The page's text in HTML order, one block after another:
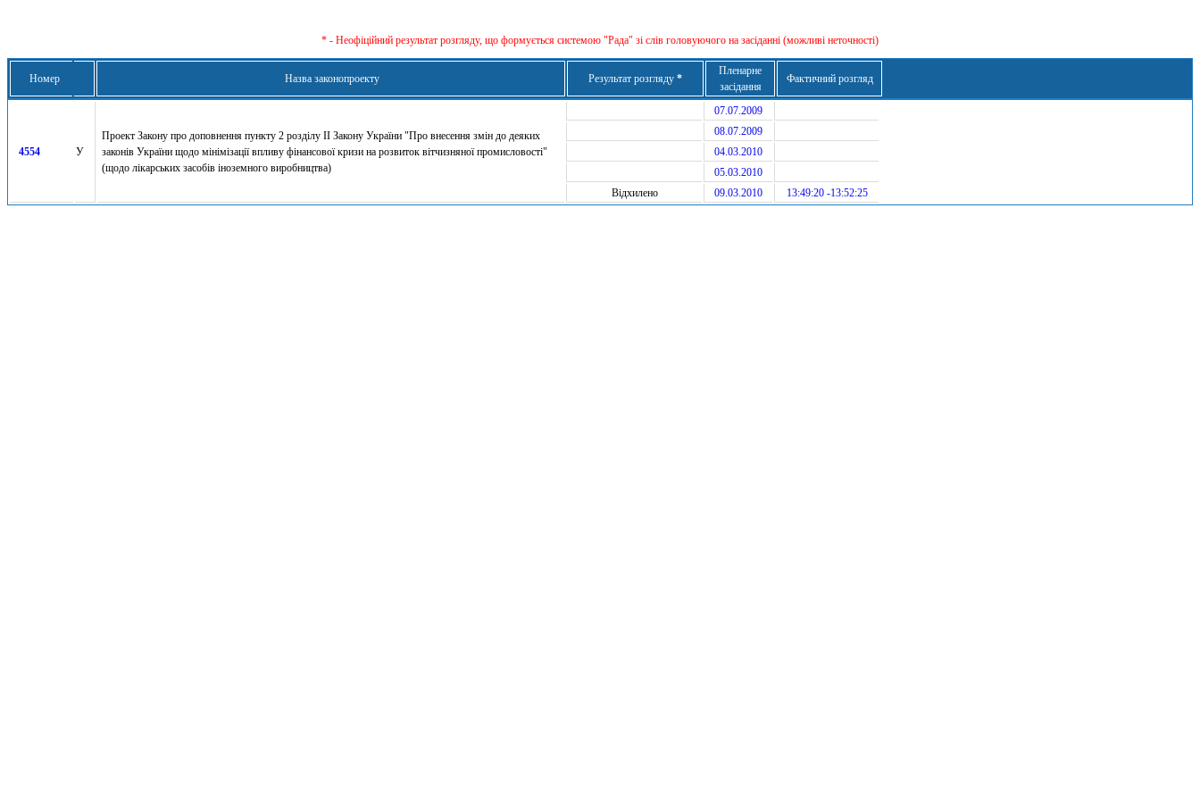
* - Неофіційний результат розгляду, що формується сиcтемою "Рада" зі слів головуючого на засіданні (можливі неточності)
Номер Назва законопроекту Результат розгляду *
Пленарне
засідання
Фактичний розгляд
4554 У
Проект Закону про доповнення пункту 2 розділу ІІ Закону України "Про внесення змін до деяких
законів України щодо мінімізації впливу фінансової кризи на розвиток вітчизняної промисловості"
(щодо лікарських засобів іноземного виробництва)
07.07.2009
08.07.2009
04.03.2010
05.03.2010
Відхилено
09.03.2010 13:49:20 -13:52:25